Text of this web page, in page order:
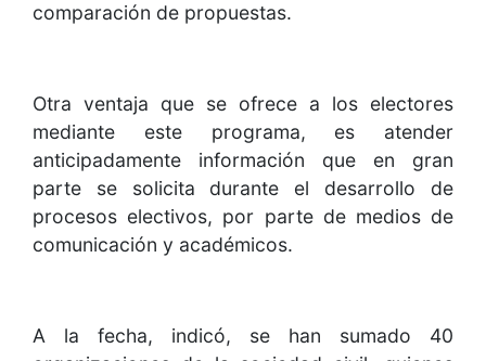
comparación de propuestas.
Otra ventaja que se ofrece a los electores
mediante este programa, es atender
anticipadamente información que en gran
parte se solicita durante el desarrollo de
procesos electivos, por parte de medios de
comunicación y académicos.
A la fecha, indicó, se han sumado 40